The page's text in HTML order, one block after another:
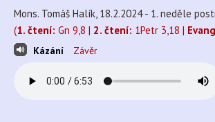
Mons. Tomáš Halík, 18.2.2024 - 1. neděle
(1. čtení: Gn 9,8 | 2. čtení: 1Petr 3,18 |
Kázání Závěr